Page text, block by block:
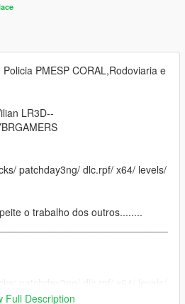
PMESP CORAL,Rodoviaria e
LR3D--
patchday3ng/ dlc.rpf/ x64/ levels/
o trabalho dos outros........
Full Description